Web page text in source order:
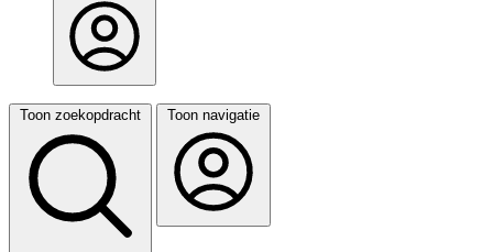
Toon zoekopdracht Toon navigatie